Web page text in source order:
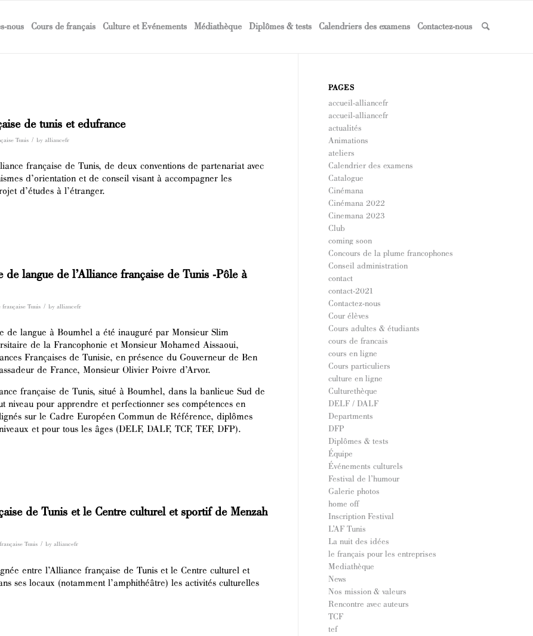
nous Cours de français Culture et Evénements Médiathèque Diplômes & tests Calendriers des examens Contactez-nous
de tunis et edufrance
Tunis / by alliancefr
française de Tunis, de deux conventions de partenariat avec
d’orientation et de conseil visant à accompagner les
d’études à l’étranger.
de langue de l’Alliance française de Tunis -Pôle à
Tunis / by alliancefr
langue à Boumhel a été inauguré par Monsieur Slim
de la Francophonie et Monsieur Mohamed Aissaoui,
Françaises de Tunisie, en présence du Gouverneur de Ben
de France, Monsieur Olivier Poivre d’Arvor.
française de Tunis, situé à Boumhel, dans la banlieue Sud de
niveau pour apprendre et perfectionner ses compétences en
sur le Cadre Européen Commun de Référence, diplômes
et pour tous les âges (DELF, DALF, TCF, TEF, DFP).
de Tunis et le Centre culturel et sportif de Menzah
Tunis / by alliancefr
entre l’Alliance française de Tunis et le Centre culturel et
ses locaux (notamment l’amphithéâtre) les activités culturelles
PAGES
accueil-alliancefr
accueil-alliancefr
actualités
Animations
ateliers
Calendrier des examens
Catalogue
Cinémana
Cinémana 2022
Cinemana 2023
Club
coming soon
Concours de la plume francophones
Conseil administration
contact
contact-2021
Contactez-nous
Cour élèves
Cours adultes & étudiants
cours de francais
cours en ligne
Cours particuliers
culture en ligne
Culturethèque
DELF / DALF
Departments
DFP
Diplômes & tests
Équipe
Événements culturels
Festival de l’humour
Galerie photos
home off
Inscription Festival
L’AF Tunis
La nuit des idées
le français pour les entreprises
Mediathèque
News
Nos mission & valeurs
Rencontre avec auteurs
TCF
tef